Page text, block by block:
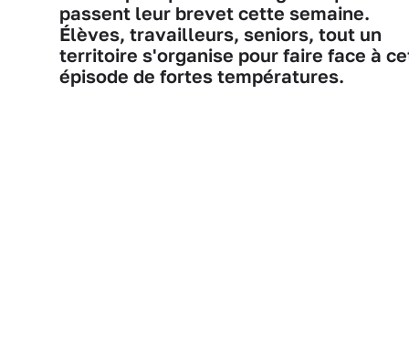
passent leur brevet cette semaine.
Élèves, travailleurs, seniors, tout un
territoire s'organise pour faire face à
épisode de fortes températures.